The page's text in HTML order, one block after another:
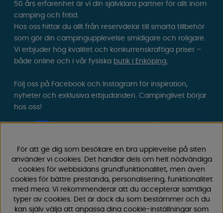
50 års erfarenhet är vi din självklara partner för allt inom
camping och fritid.
Hos oss hittar du allt från reservdelar till smarta tillbehör
som gör din campingupplevelse smidigare och roligare.
Vi erbjuder hög kvalitet och konkurrenskraftiga priser –
både online och i vår fysiska butik i Enköping.
Följ oss på Facebook och Instagram för inspiration,
nyheter och exklusiva erbjudanden. Campinglivet börjar
hos oss!
För att ge dig som besökare en bra upplevelse på siten
använder vi cookies. Det handlar dels om helt nödvändiga
cookies för webbsidans grundfunktionalitet, men även
cookies för bättre prestanda, personalisering, funktionalitet
med mera. Vi rekommenderar att du accepterar samtliga
typer av cookies. Det är dock du som bestämmer och du
kan själv välja att anpassa dina cookie-inställningar som